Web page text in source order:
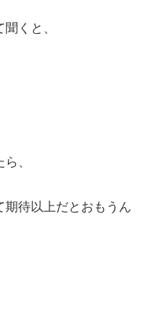
くと、
、
期待以上だとおもうん